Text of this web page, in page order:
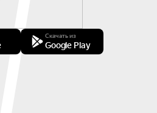
Скачать из
Google Play